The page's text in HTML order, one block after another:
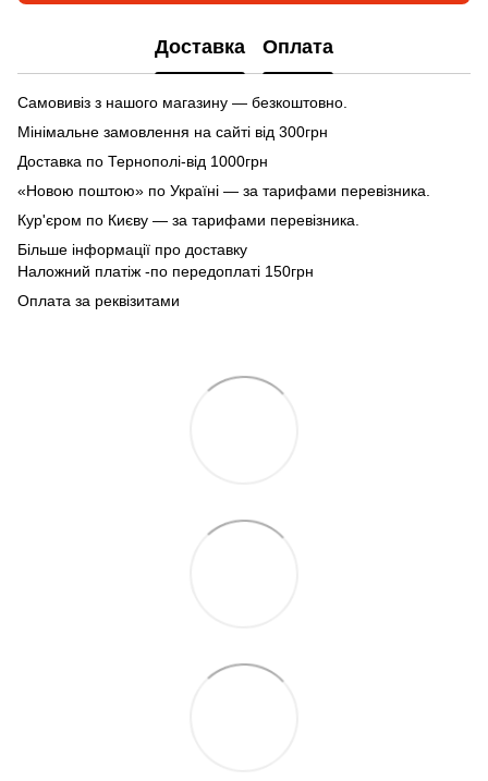
Доставка Оплата
Самовивіз з нашого магазину — безкоштовно.
Мінімальне замовлення на сайті від 300грн
Доставка по Тернополі-від 1000грн
«Новою поштою» по Україні — за тарифами перевізника.
Кур'єром по Києву — за тарифами перевізника.
Більше інформації про доставку
Наложний платіж -по передоплаті 150грн
Оплата за реквізитами